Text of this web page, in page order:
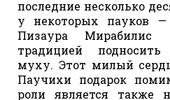
последние несколько
у некоторых пауков
Пизаура
традицией
муху. Этот милый
Паучихи подарок
роли является также